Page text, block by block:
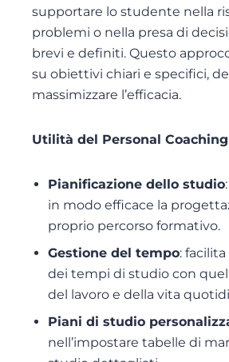
supportare lo studente nella
problemi o nella presa di
brevi e definiti. Questo
su obiettivi chiari e specifici,
massimizzare l’efficacia.
Utilità del Personal Coaching
Pianificazione dello studio
in modo efficace la
proprio percorso formativo.
Gestione del tempo:
dei tempi di studio con
del lavoro e della vita
Piani di studio
nell’impostare tabelle di